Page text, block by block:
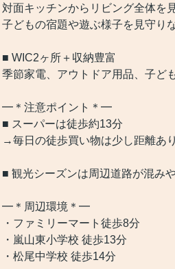
対面キッチンからリビング全体を
子どもの宿題や遊ぶ様子を見守り
■ WIC2ヶ所＋収納豊富
季節家電、アウトドア用品、子ど
━＊注意ポイント＊━
■ スーパーは徒歩約13分
→毎日の徒歩買い物は少し距離あり
■ 観光シーズンは周辺道路が混み
━＊周辺環境＊━
・ファミリーマート徒歩8分
・嵐山東小学校 徒歩13分
・松尾中学校 徒歩14分